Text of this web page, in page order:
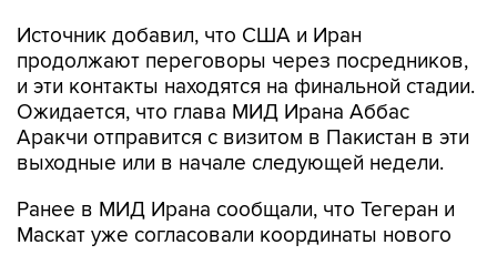
Источник добавил, что США и Иран
продолжают переговоры через посредников,
и эти контакты находятся на финальной стадии.
Ожидается, что глава МИД Ирана Аббас
Аракчи отправится с визитом в Пакистан в эти
выходные или в начале следующей недели.
Ранее в МИД Ирана сообщали, что Тегеран и
Маскат уже согласовали координаты нового